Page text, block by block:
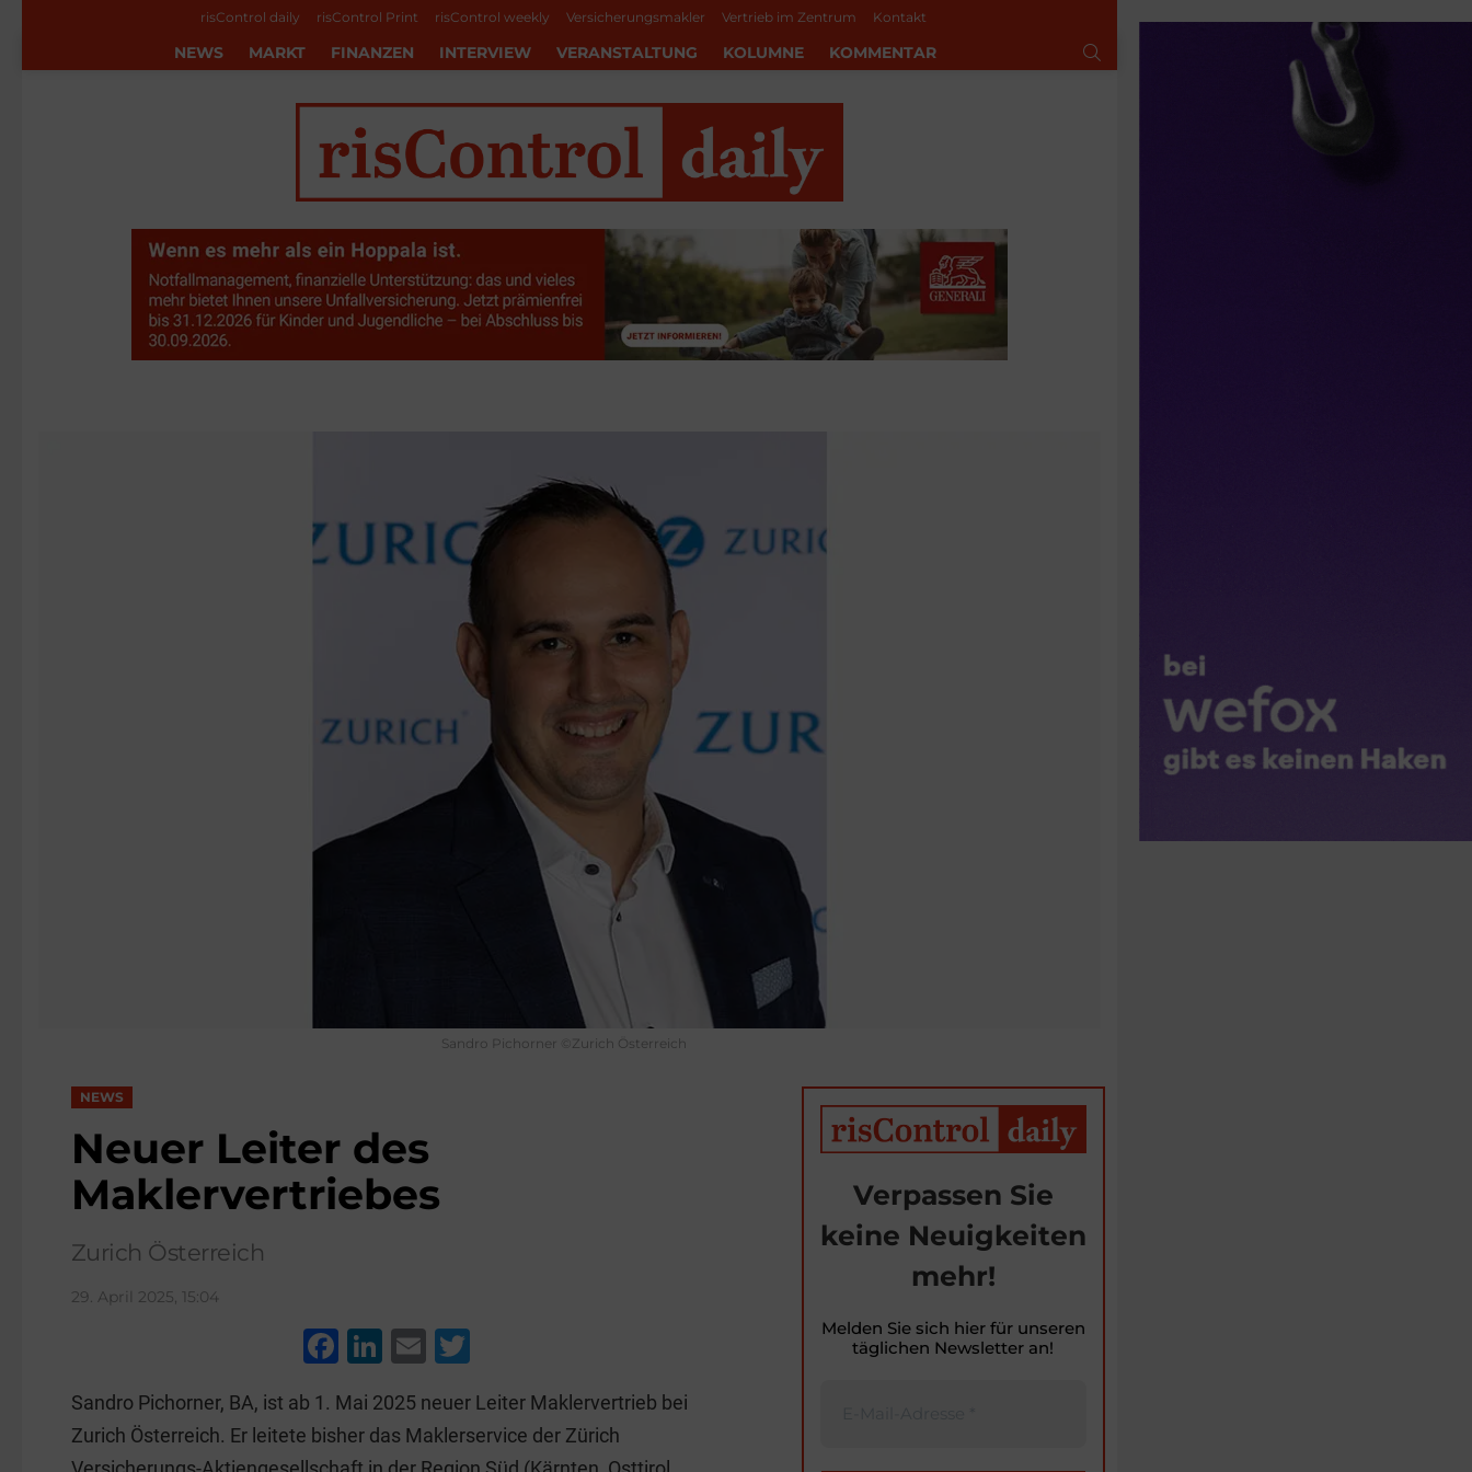
risControl daily risControl Print risControl weekly Versicherungsmakler Vertrieb im Zentrum Kontakt
NEWS MARKT FINANZEN INTERVIEW VERANSTALTUNG KOLUMNE KOMMENTAR
Sandro Pichorner ©Zurich Österreich
NEWS
Neuer Leiter des
Maklervertriebes
Zurich Österreich
29. April 2025, 15:04
F
c
e
Li
k
e
E
ai
l
tt
er
Sandro Pichorner, BA, ist ab 1. Mai 2025 neuer Leiter Maklervertrieb bei
Zurich Österreich. Er leitete bisher das Maklerservice der Zürich
Verpassen Sie
keine Neuigkeiten
mehr!
Melden Sie sich hier für unseren
täglichen Newsletter an!